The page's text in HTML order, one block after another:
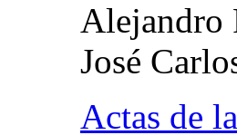
Alejandro
José
Actas de